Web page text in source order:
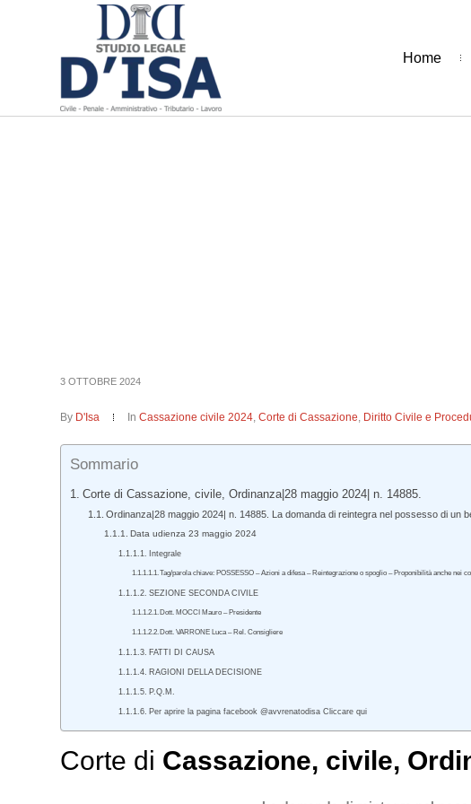
Home
3 OTTOBRE 2024
By D'Isa InCassazione civile 2024,Corte di Cassazione, Diritto Civile e
Sommario
Corte di Cassazione, civile, Ordinanza|28 maggio 2024| n. 14885.
Ordinanza|28 maggio 2024| n. 14885. La domanda di reintegra nel possesso di un
Data udienza 23 maggio 2024
Integrale
Tag/parola chiave: POSSESSO – Azioni a difesa – Reintegrazione o spoglio – Proponibilità anche
SEZIONE SECONDA CIVILE
Dott. MOCCI Mauro – Presidente
Dott. VARRONE Luca – Rel. Consigliere
FATTI DI CAUSA
RAGIONI DELLA DECISIONE
P.Q.M.
Per aprire la pagina facebook @avvrenatodisa Cliccare qui
Corte di Cassazione, civile,